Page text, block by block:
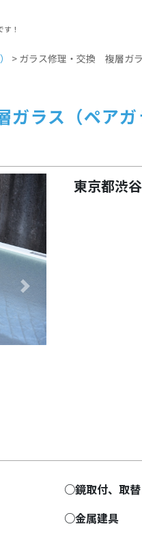
！
> ガラス修理・交換 複層ガ
ガラス（ペア
Next
東京都渋
○鏡取付、取替
○金属建具